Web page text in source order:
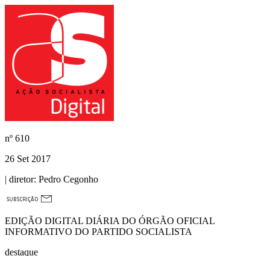
nº 610
26 Set 2017
| diretor: Pedro Cegonho
EDIÇÃO DIGITAL DIÁRIA DO ÓRGÃO OFICIAL
INFORMATIVO DO PARTIDO SOCIALISTA
destaque